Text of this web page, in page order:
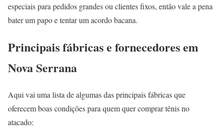
especiais para pedidos grandes ou clientes fixos, então vale a pena
bater um papo e tentar um acordo bacana.
Principais fábricas e fornecedores em
Nova Serrana
Aqui vai uma lista de algumas das principais fábricas que
oferecem boas condições para quem quer comprar tênis no
atacado: